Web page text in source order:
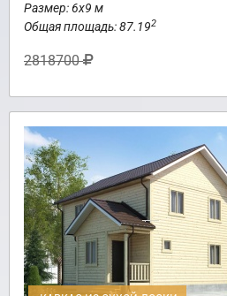
Размер: 6х9 м
Общая площадь: 87.192
2818700